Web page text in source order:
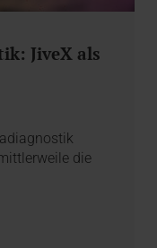
JiveX als
die